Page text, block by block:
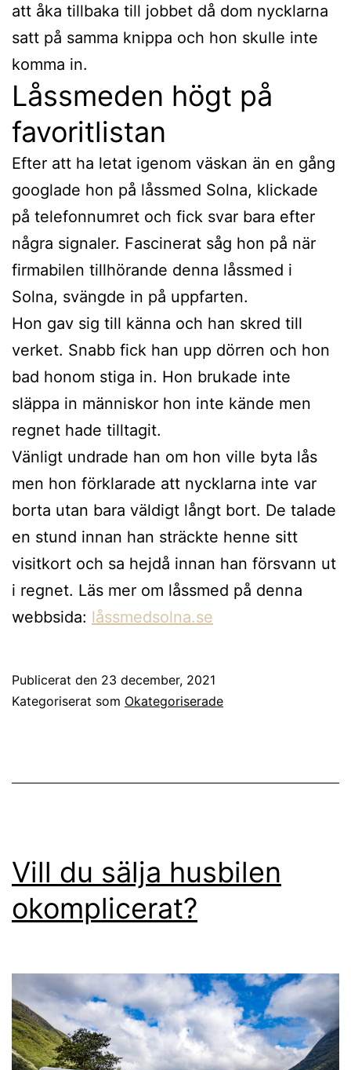
att åka tillbaka till jobbet då dom nycklarna
satt på samma knippa och hon skulle inte
komma in.
Låssmeden högt på
favoritlistan
Efter att ha letat igenom väskan än en gång
googlade hon på låssmed Solna, klickade
på telefonnumret och fick svar bara efter
några signaler. Fascinerat såg hon på när
firmabilen tillhörande denna låssmed i
Solna, svängde in på uppfarten.
Hon gav sig till känna och han skred till
verket. Snabb fick han upp dörren och hon
bad honom stiga in. Hon brukade inte
släppa in människor hon inte kände men
regnet hade tilltagit.
Vänligt undrade han om hon ville byta lås
men hon förklarade att nycklarna inte var
borta utan bara väldigt långt bort. De talade
en stund innan han sträckte henne sitt
visitkort och sa hejdå innan han försvann ut
i regnet. Läs mer om låssmed på denna
webbsida: låssmedsolna.se
Publicerat den 23 december, 2021
Kategoriserat som Okategoriserade
Vill du sälja husbilen
okomplicerat?